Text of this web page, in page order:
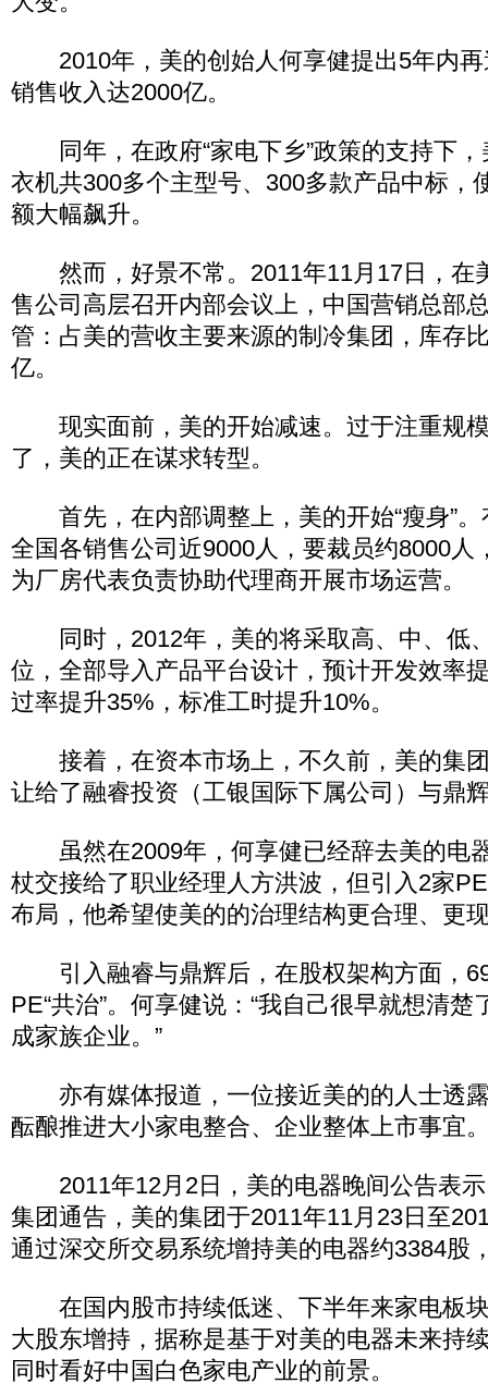
2010年，美的创始人何享健提出5年内再
销售收入达2000亿。
同年，在政府“家电下乡”政策的支持下，
衣机共300多个主型号、300多款产品中标，
额大幅飙升。
然而，好景不常。2011年11月17日，在
售公司高层召开内部会议上，中国营销总部
管：占美的营收主要来源的制冷集团，库存
亿。
现实面前，美的开始减速。过于注重规
了，美的正在谋求转型。
首先，在内部调整上，美的开始“瘦身”。
全国各销售公司近9000人，要裁员约8000人
为厂房代表负责协助代理商开展市场运营。
同时，2012年，美的将采取高、中、低
位，全部导入产品平台设计，预计开发效率
过率提升35%，标准工时提升10%。
接着，在资本市场上，不久前，美的集
让给了融睿投资（工银国际下属公司）与鼎
虽然在2009年，何享健已经辞去美的电
杖交接给了职业经理人方洪波，但引入2家
布局，他希望使美的的治理结构更合理、更
引入融睿与鼎辉后，在股权架构方面，
PE“共治”。何享健说：“我自己很早就想清
成家族企业。”
亦有媒体报道，一位接近美的的人士透
酝酿推进大小家电整合、企业整体上市事宜
2011年12月2日，美的电器晚间公告表示
集团通告，美的集团于2011年11月23日至
通过深交所交易系统增持美的电器约3384股
在国内股市持续低迷、下半年来家电板
大股东增持，据称是基于对美的电器未来持
同时看好中国白色家电产业的前景。